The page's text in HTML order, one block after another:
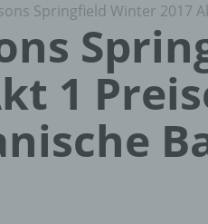
Springfield Winter 2017
1